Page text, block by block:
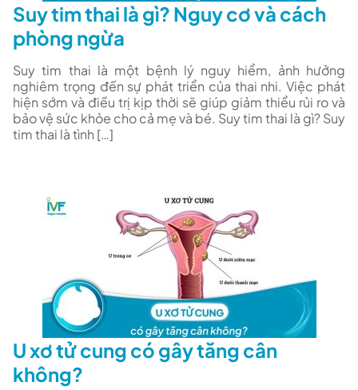
Suy tim thai là gì? Nguy cơ và cách
phòng ngừa
Suy tim thai là một bệnh lý nguy hiểm, ảnh hưởng
nghiêm trọng đến sự phát triển của thai nhi. Việc phát
hiện sớm và điều trị kịp thời sẽ giúp giảm thiểu rủi ro và
bảo vệ sức khỏe cho cả mẹ và bé. Suy tim thai là gì? Suy
tim thai là tình […]
U xơ tử cung có gây tăng cân
không?